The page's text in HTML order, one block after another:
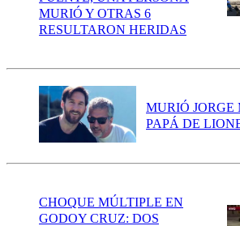
MURIÓ Y OTRAS 6
RESULTARON HERIDAS
MURIÓ JORGE
PAPÁ DE
CHOQUE MÚLTIPLE EN
GODOY CRUZ: DOS